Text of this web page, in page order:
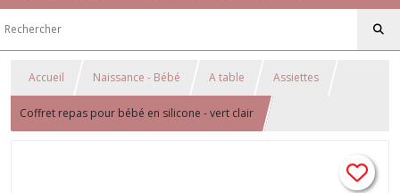
Accueil Naissance - Bébé A table Assiettes
Coffret repas pour bébé en silicone - vert clair